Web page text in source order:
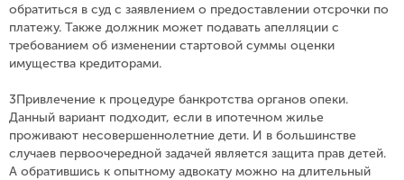
обратиться в суд с заявлением о предоставлении отсрочки по
платежу. Также должник может подавать апелляции с
требованием об изменении стартовой суммы оценки
имущества кредиторами.
3Привлечение к процедуре банкротства органов опеки.
Данный вариант подходит, если в ипотечном жилье
проживают несовершеннолетние дети. И в большинстве
случаев первоочередной задачей является защита прав детей.
А обратившись к опытному адвокату можно на длительный